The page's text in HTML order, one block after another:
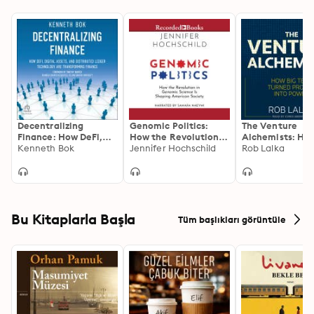
Decentralizing
Finance: How DeFi,
Digital Assets, and
Technology Are
Kenneth Bok
Genomic Politics:
How the Revolution
in Genomic Science Is
Society
Jennifer Hochschild
The Venture
Alchemists:
Tech Turned
Rob Lalka
Bu Kitaplarla Başla Tüm başlıkları görüntüle